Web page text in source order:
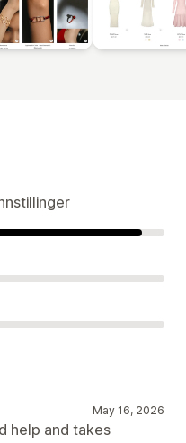
May 16, 2026
help and takes